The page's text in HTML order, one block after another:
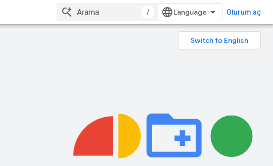
/ Oturum aç